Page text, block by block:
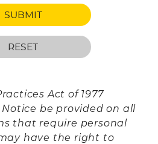
Act of 1977
be provided on all
that require personal
have the right to